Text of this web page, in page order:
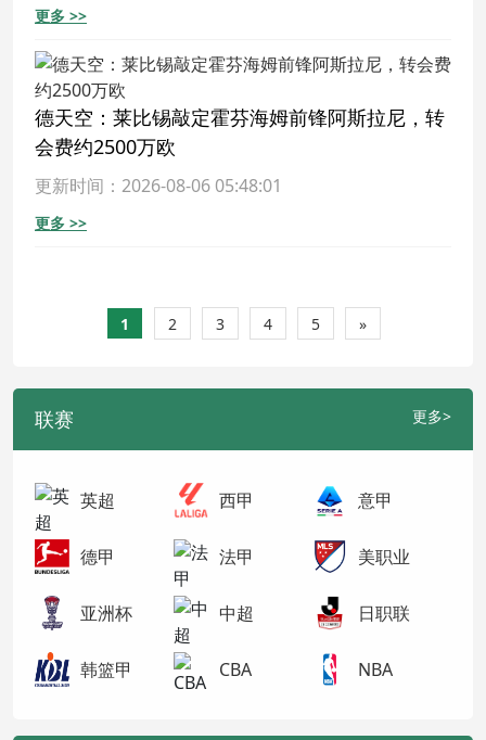
更多 >>
德天空：莱比锡敲定霍芬海姆前锋阿斯拉尼，转
会费约2500万欧
更新时间：2026-08-06 05:48:01
更多 >>
1 2 3 4 5 »
联赛 更多>
英超 西甲 意甲
德甲 法甲 美职业
亚洲杯 中超 日职联
韩篮甲 CBA NBA